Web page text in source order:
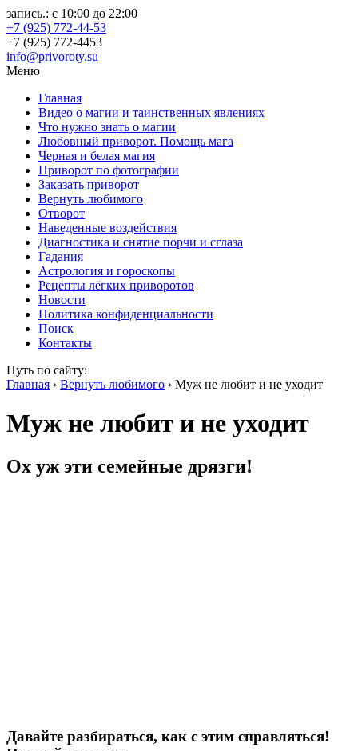
запись.: с 10:00 до 22:00
+7 (925) 772-44-53
+7 (925) 772-4453
info@privoroty.su
Меню
Главная
Видео о магии и таинственных явлениях
Что нужно знать о магии
Любовный приворот. Помощь мага
Черная и белая магия
Приворот по фотографии
Заказать приворот
Вернуть любимого
Отворот
Наведенные воздействия
Диагностика и снятие порчи и сглаза
Гадания
Астрология и гороскопы
Рецепты лёгких приворотов
Новости
Политика конфиденциальности
Поиск
Контакты
Путь по сайту:
Главная › Вернуть любимого › Муж не любит и не уходит
Муж не любит и не уходит
Ох уж эти семейные дрязги!
Давайте разбираться, как с этим справляться!